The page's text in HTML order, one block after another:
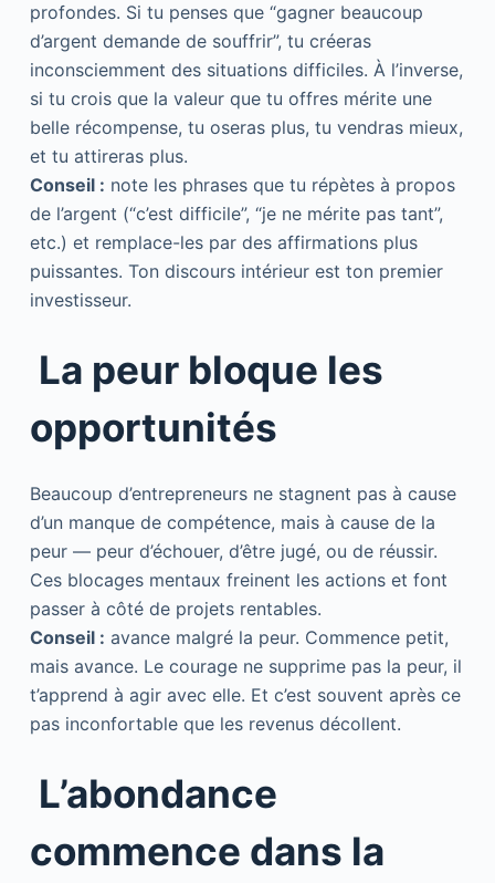
profondes. Si tu penses que “gagner beaucoup
d’argent demande de souffrir”, tu créeras
inconsciemment des situations difficiles. À l’inverse,
si tu crois que la valeur que tu offres mérite une
belle récompense, tu oseras plus, tu vendras mieux,
et tu attireras plus.
Conseil : note les phrases que tu répètes à propos
de l’argent (“c’est difficile”, “je ne mérite pas tant”,
etc.) et remplace-les par des affirmations plus
puissantes. Ton discours intérieur est ton premier
investisseur.
La peur bloque les
opportunités
Beaucoup d’entrepreneurs ne stagnent pas à cause
d’un manque de compétence, mais à cause de la
peur — peur d’échouer, d’être jugé, ou de réussir.
Ces blocages mentaux freinent les actions et font
passer à côté de projets rentables.
Conseil : avance malgré la peur. Commence petit,
mais avance. Le courage ne supprime pas la peur, il
t’apprend à agir avec elle. Et c’est souvent après ce
pas inconfortable que les revenus décollent.
L’abondance
commence dans la